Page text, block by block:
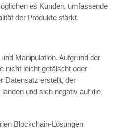
es Kunden, umfassende
der Produkte stärkt.
und Manipulation. Aufgrund der
nicht leicht gefälscht oder
Datensatz erstellt, der
und sich negativ auf die
Blockchain-Lösungen